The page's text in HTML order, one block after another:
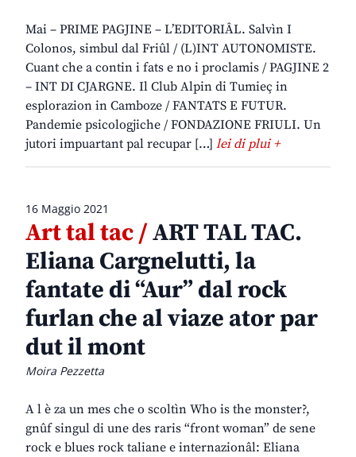
Mai – PRIME PAGJINE – L’EDITORIÂL. Salvìn I
Colonos, simbul dal Friûl / (L)INT AUTONOMISTE.
Cuant che a contin i fats e no i proclamis / PAGJINE 2
– INT DI CJARGNE. Il Club Alpin di Tumieç in
esplorazion in Camboze / FANTATS E FUTUR.
Pandemie psicologjiche / FONDAZIONE FRIULI. Un
jutori impuartant pal recupar […] lei di plui +
16 Maggio 2021
Art tal tac /ART TAL TAC.
Eliana Cargnelutti, la
fantate di “Aur” dal rock
furlan che al viaze ator par
dut il mont
Moira Pezzetta
A l è za un mes che o scoltìn Who is the monster?,
gnûf singul di une des raris “front woman” de sene
rock e blues rock taliane e internazionâl: Eliana